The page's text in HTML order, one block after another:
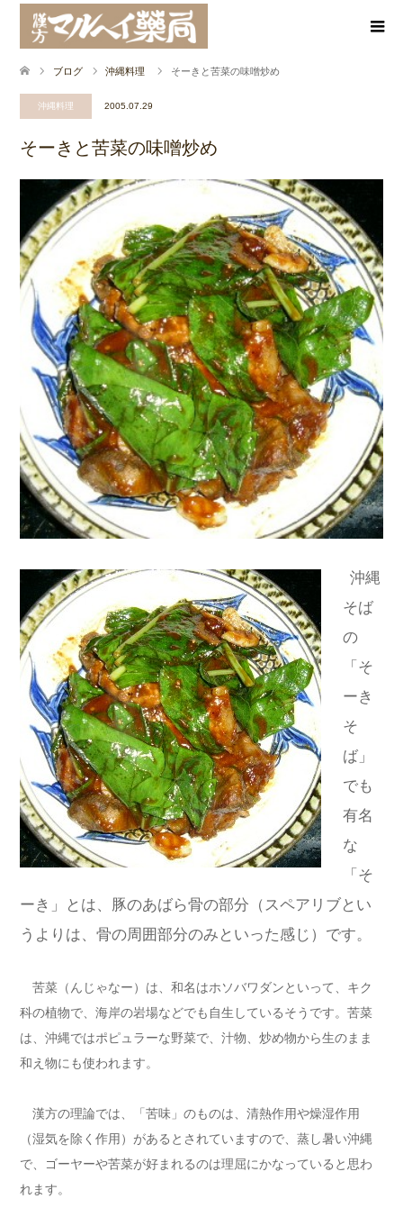
ブログ 沖縄料理 そーきと苦菜の味噌炒め
沖縄料理 2005.07.29
そーきと苦菜の味噌炒め
沖縄
そば
の
「そ
ーき
そ
ば」
でも
有名
な
「そ
ーき」とは、豚のあばら骨の部分（スペアリブとい
うよりは、骨の周囲部分のみといった感じ）です。
苦菜（んじゃなー）は、和名はホソバワダンといって、キク
科の植物で、海岸の岩場などでも自生しているそうです。苦菜
は、沖縄ではポピュラーな野菜で、汁物、炒め物から生のまま
和え物にも使われます。
漢方の理論では、「苦味」のものは、清熱作用や燥湿作用
（湿気を除く作用）があるとされていますので、蒸し暑い沖縄
で、ゴーヤーや苦菜が好まれるのは理屈にかなっていると思わ
れます。